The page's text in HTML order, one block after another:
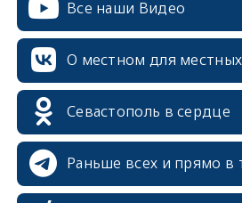
Все наши Видео
О местном для местных
Севастополь в сердце
Раньше всех и прямо в